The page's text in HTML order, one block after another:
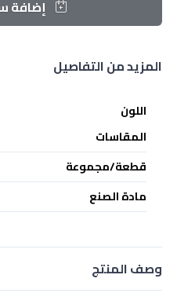
المزيد من التفاصيل
اللون
المقاسات
قطعة/مجموعة
مادة الصنع
وصف المنتج